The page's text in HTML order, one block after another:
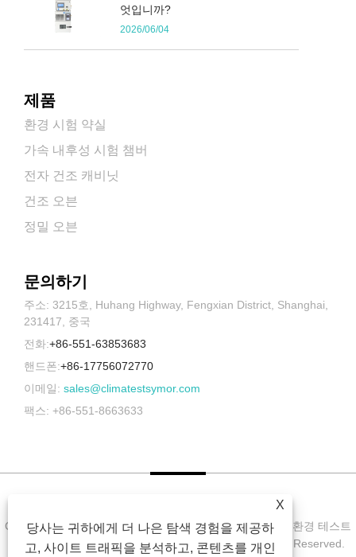
엇입니까?
2026/06/04
제품
환경 시험 약실
가속 내후성 시험 챔버
전자 건조 캐비닛
건조 오븐
정밀 오븐
문의하기
주소: 3215호, Huhang Highway, Fengxian District, Shanghai,
231417, 중국
전화:+86-551-63853683
핸드폰:+86-17756072770
이메일: sales@climatestsymor.com
팩스: +86-551-8663633
Copyright © 2022 Symor Instrument Equipment Co., Ltd. 환경 테스트
챔버, 전자 건조 캐비닛, 가속 내후 테스트 챔버 All Rights Reserved.
X
당사는 귀하에게 더 나은 탐색 경험을 제공하
고, 사이트 트래픽을 분석하고, 콘텐츠를 개인